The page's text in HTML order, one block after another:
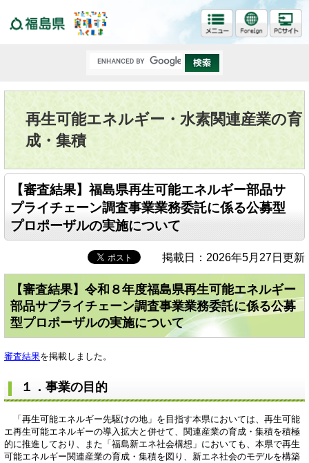
再生可能エネルギー・水素関連産業の育
成・集積
【審査結果】福島県再生可能エネルギー部品サ
プライチェーン調査事業業務委託に係る公募型
プロポーザルの実施について
掲載日：2026年5月27日更新
【審査結果】令和８年度福島県再生可能エネルギー
部品サプライチェーン調査事業業務委託に係る公募
型プロポーザルの実施について
審査結果を掲載しました。
１．事業の目的
「再生可能エネルギー先駆けの地」を目指す本県においては、再生可能
エ再生可能エネルギーの導入拡大と併せて、関連産業の育成・集積を積極
的に推進しており、また「福島新エネ社会構想」においても、本県で再生
可能エネルギー関連産業の育成・集積を図り、新エネ社会のモデルを構築